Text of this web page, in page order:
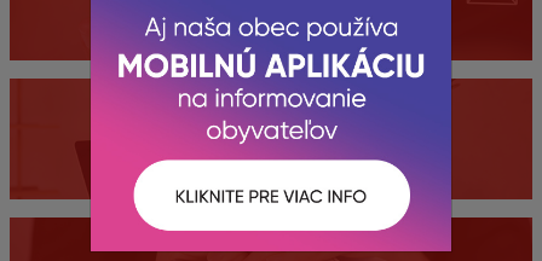
Obecný úrad